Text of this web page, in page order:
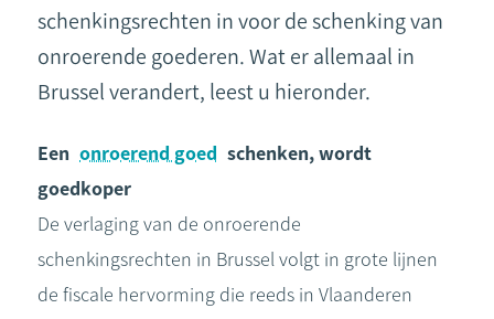
schenkingsrechten in voor de schenking van
onroerende goederen. Wat er allemaal in
Brussel verandert, leest u hieronder.
Een onroerend goed schenken, wordt
goedkoper
De verlaging van de onroerende
schenkingsrechten in Brussel volgt in grote lijnen
de fiscale hervorming die reeds in Vlaanderen